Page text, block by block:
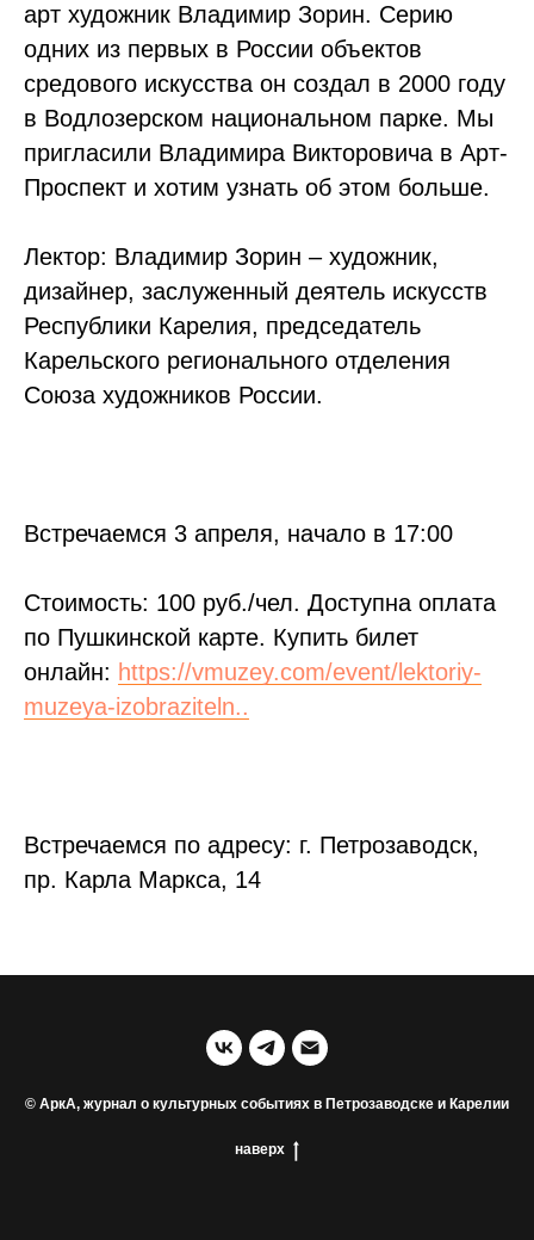
арт художник Владимир Зорин. Серию
одних из первых в России объектов
средового искусства он создал в 2000 году
в Водлозерском национальном парке. Мы
пригласили Владимира Викторовича в Арт-
Проспект и хотим узнать об этом больше.
Лектор: Владимир Зорин – художник,
дизайнер, заслуженный деятель искусств
Республики Карелия, председатель
Карельского регионального отделения
Союза художников России.
Встречаемся 3 апреля, начало в 17:00
Стоимость: 100 руб./чел. Доступна оплата
по Пушкинской карте. Купить билет
онлайн: https://vmuzey.com/event/lektoriy-
muzeya-izobraziteln..
Встречаемся по адресу: г. Петрозаводск,
пр. Карла Маркса, 14
© АркА, журнал о культурных событиях в Петрозаводске и Карелии
наверх